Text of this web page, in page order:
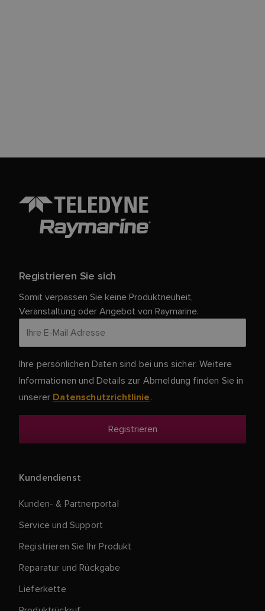
Registrieren Sie sich
Somit verpassen Sie keine Produktneuheit,
Veranstaltung oder Angebot von Raymarine.
Ihre persönlichen Daten sind bei uns sicher. Weitere
Informationen und Details zur Abmeldung finden Sie in
unserer Datenschutzrichtlinie.
Kundendienst
Kunden- & Partnerportal
Service und Support
Registrieren Sie Ihr Produkt
Reparatur und Rückgabe
Lieferkette